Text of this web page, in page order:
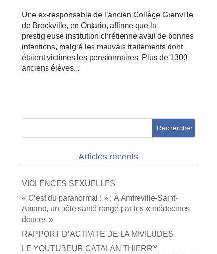
Une ex-responsable de l’ancien Collège Grenville
de Brockville, en Ontario, affirme que la
prestigieuse institution chrétienne avait de bonnes
intentions, malgré les mauvais traitements dont
étaient victimes les pensionnaires. Plus de 1300
anciens élèves...
Articles récents
VIOLENCES SEXUELLES
« C’est du paranormal ! » : À Amfreville-Saint-
Amand, un pôle santé rongé par les « médecines
douces »
RAPPORT D’ACTIVITE DE LA MIVILUDES
LE YOUTUBEUR CATALAN THIERRY